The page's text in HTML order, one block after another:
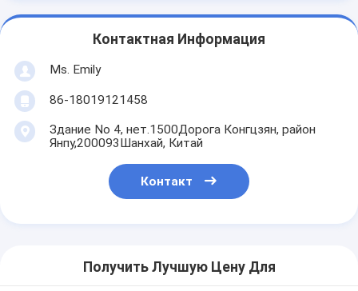
Контактная Информация
Ms. Emily
86-18019121458
Здание No 4, нет.1500Дорога Конгцзян, район
Янпу,200093Шанхай, Китай
Контакт
Получить Лучшую Цену Для